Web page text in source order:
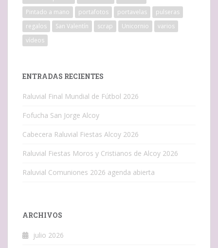
Pintado a mano
portafotos portavelas
pulseras
regalos
San Valentín scrap Unicornio
varios
vídeos
ENTRADAS RECIENTES
Raluvial Final Mundial de Fútbol 2026
Fofucha San Jorge Alcoy
Cabecera Raluvial Fiestas Alcoy 2026
Raluvial Fiestas Moros y Cristianos de Alcoy 2026
Raluvial Comuniones 2026 agenda abierta
ARCHIVOS
julio 2026